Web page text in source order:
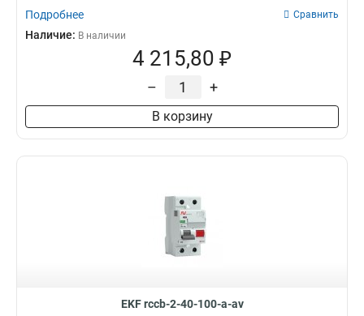
Подробнее Сравнить
Наличие: В наличии
4 215,80 ₽
– +
В корзину
EKF rccb-2-40-100-a-av